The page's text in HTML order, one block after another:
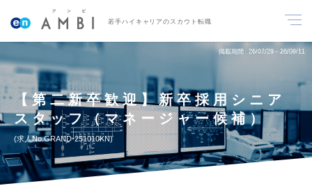
若手ハイキャリアのスカウト転職
掲載期間 26/07/29～26/08/11
【第二新卒歓迎】新卒採用シニア
スタッフ（マネージャー候補）
求人No.GRAND-251010KN